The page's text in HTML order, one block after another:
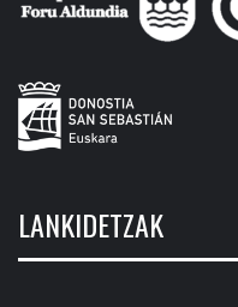
LANKIDETZAK